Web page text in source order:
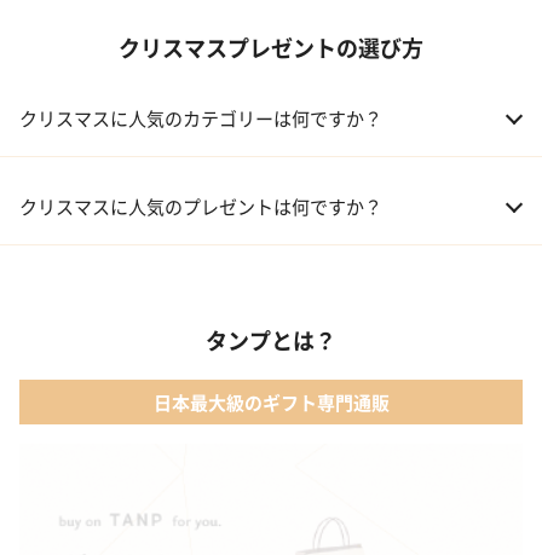
クリスマスプレゼントの選び方
クリスマスに人気のカテゴリーは何ですか？
02 ファッション小物
04 メイクアップ
クリスマスに人気のプレゼントは何ですか？
03 【名入れギフト】フラワーティントリップ［日本限定ピンクゴ
04 FLOWERiUM®︎ Christmas toilette（フラワリウム クリスマス
タンプとは？
日本最大級のギフト専門通販